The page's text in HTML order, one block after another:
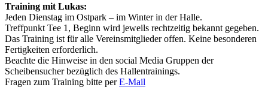
Training mit Lukas:
Jeden Dienstag im Ostpark – im Winter in der Halle.
Treffpunkt Tee 1, Beginn wird jeweils rechtzeitig bekannt gegeben.
Das Training ist für alle Vereinsmitglieder offen. Keine besonderen
Fertigkeiten erforderlich.
Beachte die Hinweise in den social Media Gruppen der
Scheibensucher bezüglich des Hallentrainings.
Fragen zum Training bitte perE-Mail